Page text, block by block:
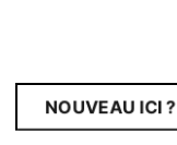
NOUVEAU ICI